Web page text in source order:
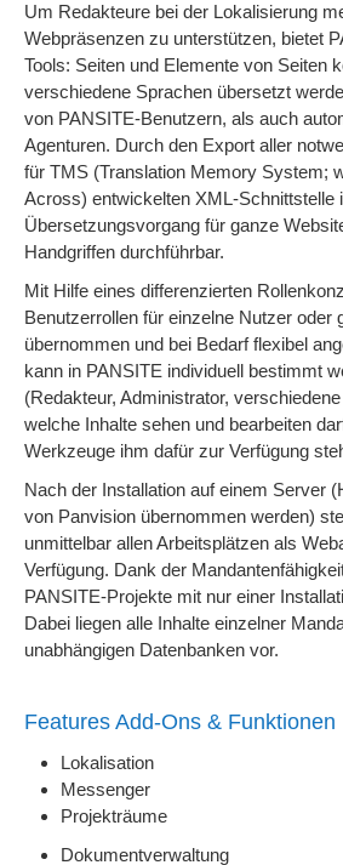
Um Redakteure bei der Lokalisierung
Webpräsenzen zu unterstützen, bietet
Tools: Seiten und Elemente von Seiten
verschiedene Sprachen übersetzt
von PANSITE-Benutzern, als auch
Agenturen. Durch den Export aller
für TMS (Translation Memory System;
Across) entwickelten XML-Schnittstelle
Übersetzungsvorgang für ganze
Handgriffen durchführbar.
Mit Hilfe eines differenzierten
Benutzerrollen für einzelne Nutzer oder
übernommen und bei Bedarf flexibel
kann in PANSITE individuell bestimmt
(Redakteur, Administrator,
welche Inhalte sehen und bearbeiten
Werkzeuge ihm dafür zur Verfügung
Nach der Installation auf einem Server
von Panvision übernommen werden)
unmittelbar allen Arbeitsplätzen als
Verfügung. Dank der
PANSITE-Projekte mit nur einer
Dabei liegen alle Inhalte einzelner
unabhängigen Datenbanken vor.
Features Add-Ons & Funktionen
Lokalisation
Messenger
Projekträume
Dokumentverwaltung